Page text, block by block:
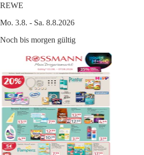
REWE
Mo. 3.8. - Sa. 8.8.2026
Noch bis morgen gültig